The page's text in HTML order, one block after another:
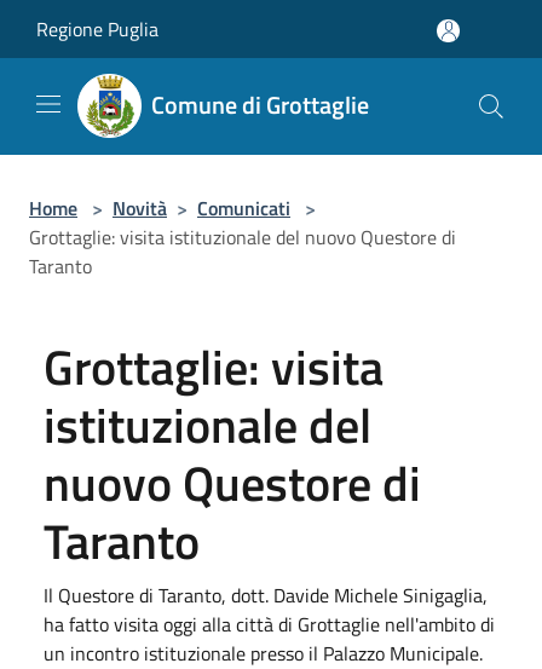
Regione Puglia
Comune di Grottaglie
Home > Novità > Comunicati >
Grottaglie: visita istituzionale del nuovo Questore di
Taranto
Grottaglie: visita
istituzionale del
nuovo Questore di
Taranto
Il Questore di Taranto, dott. Davide Michele Sinigaglia,
ha fatto visita oggi alla città di Grottaglie nell'ambito di
un incontro istituzionale presso il Palazzo Municipale.